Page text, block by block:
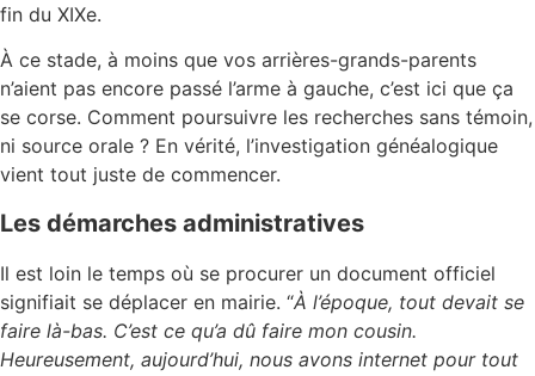
fin du XIXe.
À ce stade, à moins que vos arrières-grands-parents
n’aient pas encore passé l’arme à gauche, c’est ici que ça
se corse. Comment poursuivre les recherches sans témoin,
ni source orale ? En vérité, l’investigation généalogique
vient tout juste de commencer.
Les démarches administratives
Il est loin le temps où se procurer un document officiel
signifiait se déplacer en mairie. “À l’époque, tout devait se
faire là-bas. C’est ce qu’a dû faire mon cousin.
Heureusement, aujourd’hui, nous avons internet pour tout